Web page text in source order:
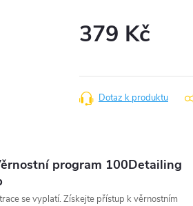
379 Kč
Dotaz k produktu
program 100Detailing
se vyplatí. Získejte přístup k věrnostním